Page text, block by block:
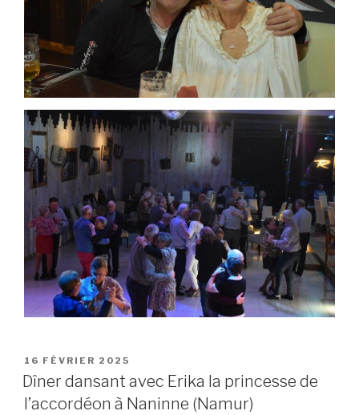
POSTED
ON
16 FÉVRIER 2025
Dîner dansant avec Erika la princesse de
l’accordéon à Naninne (Namur)